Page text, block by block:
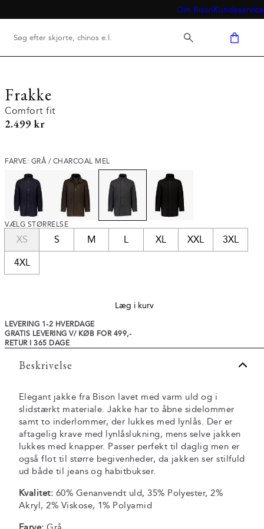
Om BisonKundeservice
Frakke
Comfort fit
I alt (inkl. rabat)
2.499 kr
FARVE: GRÅ / CHARCOAL MEL
VÆLG STØRRELSE
XS S M L XL XXL 3XL
4XL
Læg i kurv
LEVERING 1-2 HVERDAGE
GRATIS LEVERING V/ KØB FOR 499,-
RETUR I 365 DAGE
Beskrivelse
Elegant jakke fra Bison lavet med varm uld og i
slidstærkt materiale. Jakke har to åbne sidelommer
samt to inderlommer, der lukkes med lynlås. Der er
aftagelig krave med lynlåslukning, mens selve jakken
lukkes med knapper. Passer perfekt til daglig men er
også flot til større begivenheder, da jakken ser stilfuld
ud både til jeans og habitbukser.
Kvalitet: 60% Genanvendt uld, 35% Polyester, 2%
Akryl, 2% Viskose, 1% Polyamid